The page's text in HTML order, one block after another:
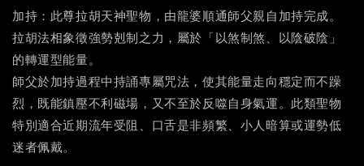
加持：此尊拉胡天神聖物，由龍婆順通師父親自加持完成。
拉胡法相象徵強勢剋制之力，屬於「以煞制煞、以陰破陰」
的轉運型能量。
師父於加持過程中持誦專屬咒法，使其能量走向穩定而不躁
烈，既能鎮壓不利磁場，又不至於反噬自身氣運。此類聖物
特別適合近期流年受阻、口舌是非頻繁、小人暗算或運勢低
迷者佩戴。